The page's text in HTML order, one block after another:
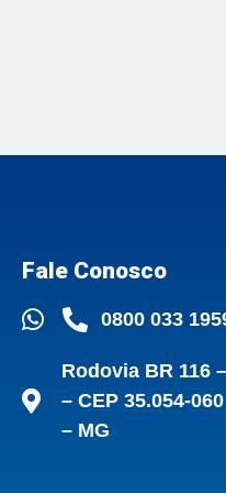
Fale Conosco
0800 033
Rodovia BR 116
– CEP 35.054-
– MG